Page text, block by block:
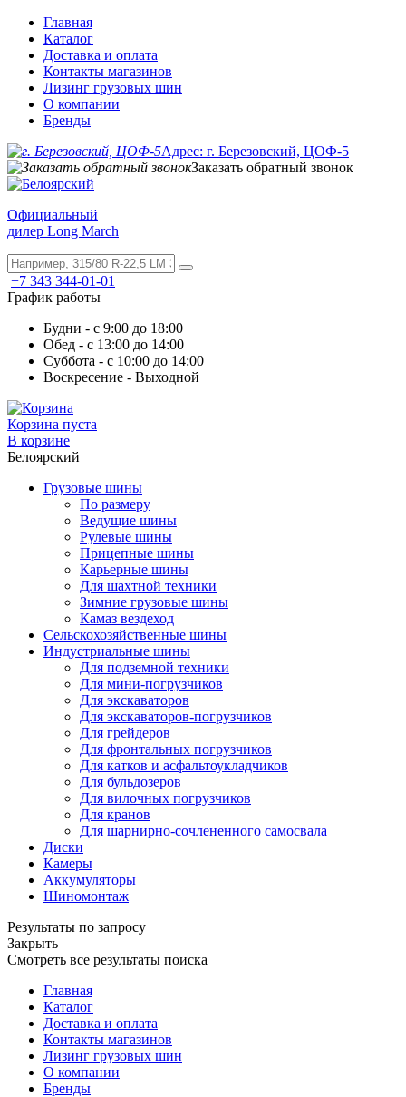
Главная
Каталог
Доставка и оплата
Контакты магазинов
Лизинг грузовых шин
О компании
Бренды
Адрес: г. Березовский, ЦОФ-5
Заказать обратный звонок
Официальный
дилер Long March
+7 343 344-01-01
График работы
Будни - с 9:00 до 18:00
Обед - с 13:00 до 14:00
Суббота - с 10:00 до 14:00
Воскресение - Выходной
Корзина пуста
В корзине
Белоярский
Грузовые шины
По размеру
Ведущие шины
Рулевые шины
Прицепные шины
Карьерные шины
Для шахтной техники
Зимние грузовые шины
Камаз вездеход
Сельскохозяйственные шины
Индустриальные шины
Для подземной техники
Для мини-погрузчиков
Для экскаваторов
Для экскаваторов-погрузчиков
Для грейдеров
Для фронтальных погрузчиков
Для катков и асфальтоукладчиков
Для бульдозеров
Для вилочных погрузчиков
Для кранов
Для шарнирно-сочлененного самосвала
Диски
Камеры
Аккумуляторы
Шиномонтаж
Результаты по запросу
Закрыть
Смотреть все результаты поиска
Главная
Каталог
Доставка и оплата
Контакты магазинов
Лизинг грузовых шин
О компании
Бренды